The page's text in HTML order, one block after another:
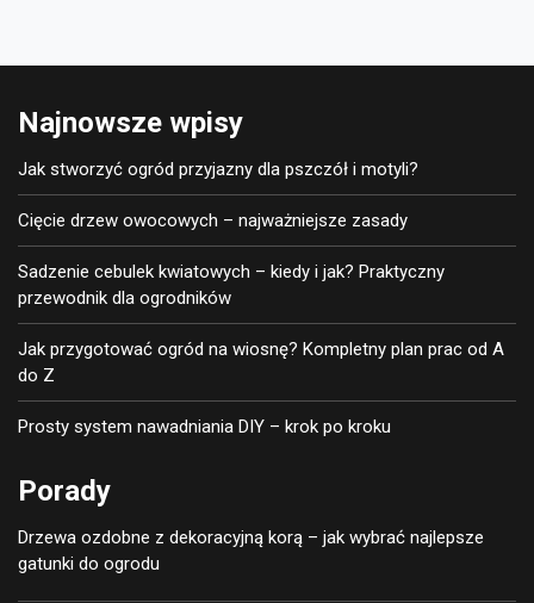
Najnowsze wpisy
Jak stworzyć ogród przyjazny dla pszczół i motyli?
Cięcie drzew owocowych – najważniejsze zasady
Sadzenie cebulek kwiatowych – kiedy i jak? Praktyczny
przewodnik dla ogrodników
Jak przygotować ogród na wiosnę? Kompletny plan prac od A
do Z
Prosty system nawadniania DIY – krok po kroku
Porady
Drzewa ozdobne z dekoracyjną korą – jak wybrać najlepsze
gatunki do ogrodu